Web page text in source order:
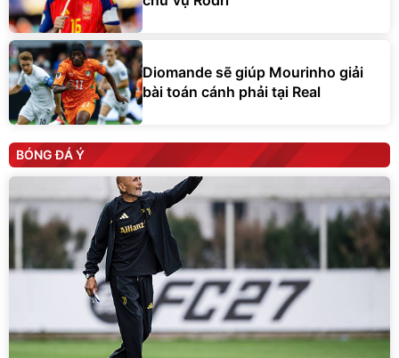
Diomande sẽ giúp Mourinho giải
bài toán cánh phải tại Real
BÓNG ĐÁ Ý